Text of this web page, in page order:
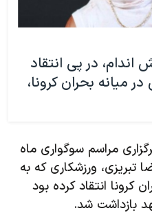
اندام، در پی انتقاد
میانه بحران کرونا،
مراسم سوگواری ماه
تبریزی، ورزشکاری که به
کرونا انتقاد کرده بود
بازداشت شد.